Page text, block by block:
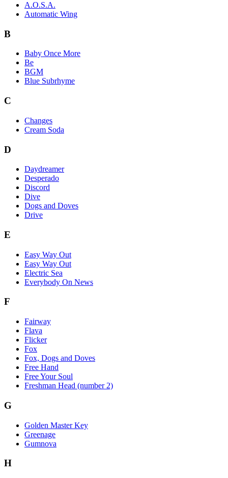
A.O.S.A.
Automatic Wing
B
Baby Once More
Be
BGM
Blue Subrhyme
C
Changes
Cream Soda
D
Daydreamer
Desperado
Discord
Dive
Dogs and Doves
Drive
E
Easy Way Out
Easy Way Out
Electric Sea
Everybody On News
F
Fairway
Flava
Flicker
Fox
Fox, Dogs and Doves
Free Hand
Free Your Soul
Freshman Head (number 2)
G
Golden Master Key
Greenage
Gumnova
H